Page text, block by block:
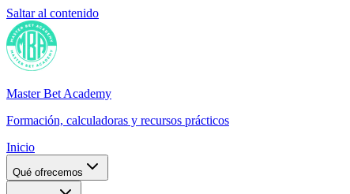
Saltar al contenido
Master Bet Academy
Formación, calculadoras y recursos prácticos
Inicio
Qué ofrecemos